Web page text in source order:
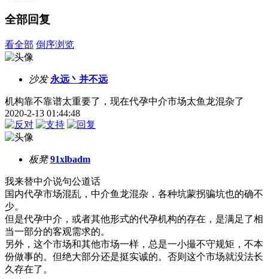
全部回复
看全部 倒序浏览
沙发 永远丶并不远
机构靠不靠谱太重要了，现在代孕中介市场太鱼龙混杂了
2020-2-13 01:44:48
板凳 91xlbadm
我来替中介说句公道话
国内代孕市场混乱，中介鱼龙混杂，各种坑蒙拐骗坑也的确不
少。
但是代孕中介，或者其他形式的代孕机构的存在，是满足了相
当一部分的客观需求的。
另外，这个市场和其他市场一样，总是一小撮不守规矩，不本
份做事的。但绝大部分还是挺实诚的。否则这个市场就没法长
久存在了。